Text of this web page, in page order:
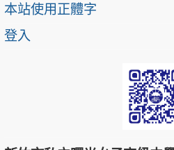
本站使用正體字
登入